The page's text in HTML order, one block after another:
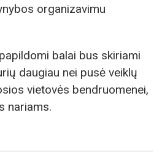
organizavimu
balai bus skiriami
daugiau nei pusė veiklų
vietovės bendruomenei,
nariams.